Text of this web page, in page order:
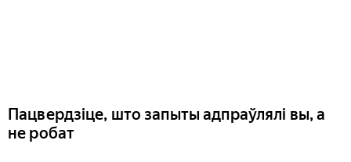
Пацвердзіце, што запыты адпраўлялі вы, а
не робат